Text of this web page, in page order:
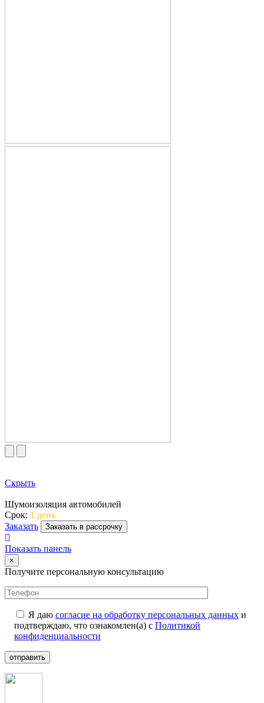
Скрыть
Шумоизоляция автомобилей
Срок: 1 день
Заказать
Заказать в рассрочку
Показать панель
×
Получите персональную консультацию
Я даю согласие на обработку персональных данных и
подтверждаю, что ознакомлен(а) с Политикой
конфиденциальности
отправить